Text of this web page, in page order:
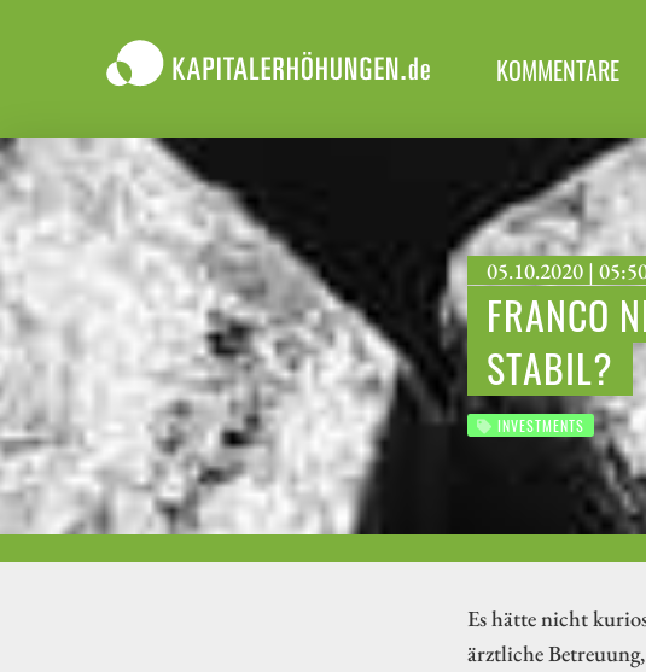
KOMMENTARE
05.10.2020 |
FRANCO
STABIL?
INVESTMENTS
Es hätte nicht
ärztliche